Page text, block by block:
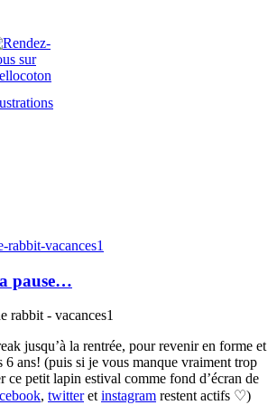
pause…
jusqu’à la rentrée, pour revenir en forme et
6 ans! (puis si je vous manque vraiment trop
ce petit lapin estival comme fond d’écran de
, twitteret instagram restent actifs ♡)